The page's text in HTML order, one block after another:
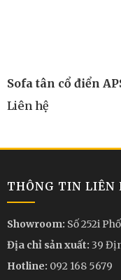
Sofa tân cổ điển
Liên hệ
THÔNG TIN LIÊN
Showroom: Số 252i
Địa chỉ sản xuất: 39
Hotline: 092 168 5679